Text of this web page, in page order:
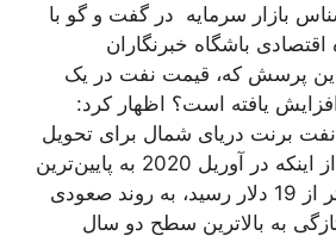
بازار سرمایه در گفت و گو با
باشگاه خبرنگاران
پرسش که، قیمت نفت در یک
یافته است؟ اظهار کرد:
برنت دریای شمال برای تحویل
در ماه دسامبر پس از اینکه در آوریل 2020 به پایین‌ترین
سطح خود یعنی کمتر از 19 دلار رسید، به روند صعودی
به بالاترین سطح دو سال